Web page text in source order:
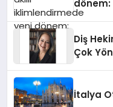
dönem:
Diş
Çok
İtalya